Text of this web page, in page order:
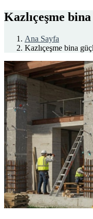
Kazlıçeşme
Ana Sayfa
Kazlıçeşme bina